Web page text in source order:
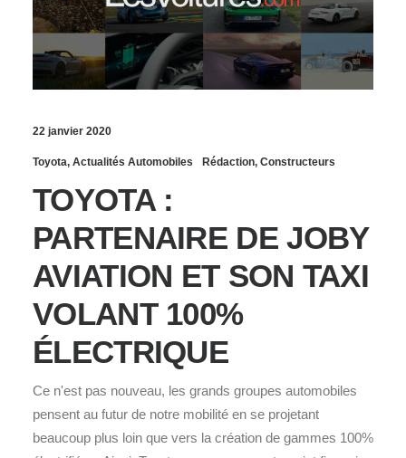
22 janvier 2020
Toyota, Actualités Automobiles Rédaction, Constructeurs
TOYOTA :
PARTENAIRE DE JOBY
AVIATION ET SON TAXI
VOLANT 100%
ÉLECTRIQUE
Ce n'est pas nouveau, les grands groupes automobiles
pensent au futur de notre mobilité en se projetant
beaucoup plus loin que vers la création de gammes 100%